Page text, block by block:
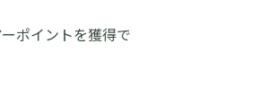
ポイントを獲得で